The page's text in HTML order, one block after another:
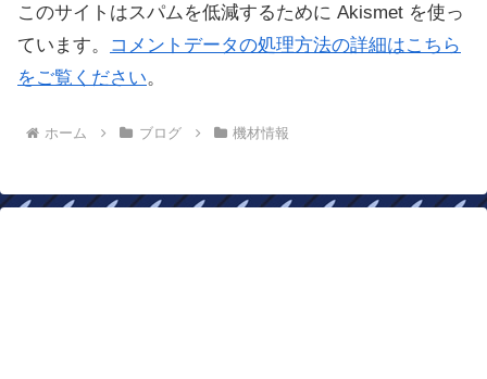
このサイトはスパムを低減するために Akismet を使っ
ています。
コメントデータの処理方法の詳細はこちら
をご覧ください。
ホーム ブログ 機材情報